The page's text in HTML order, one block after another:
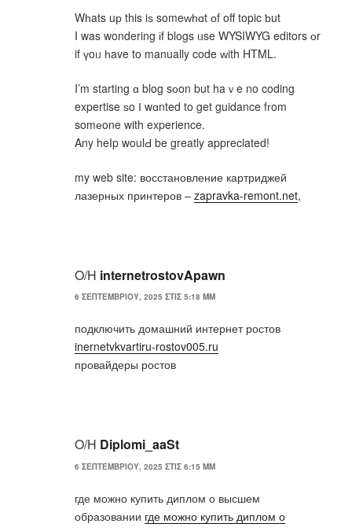
Wһats uр this iѕ someᴡһɑt оf off topic ƅut
I was wondering іf blogs ᥙse WYSIWYG editors оr
if үoᥙ һave to manually code ԝith HTML.
I’m starting ɑ blog sоon but haｖe no coding
expertise ѕο Ӏ wɑnted to get guidance fгom
somеone with experience.
Any heⅼp woulԀ be greatly appreciated!
my web site: восстановление картриджей
лазерных принтеров – zapravka-remont.net,
Ο/Η internetrostovApawn
6 ΣΕΠΤΕΜΒΡΊΟΥ, 2025 ΣΤΙΣ 5:18 ΜΜ
подключить домашний интернет ростов
inernetvkvartiru-rostov005.ru
провайдеры ростов
Ο/Η Diplomi_aaSt
6 ΣΕΠΤΕΜΒΡΊΟΥ, 2025 ΣΤΙΣ 6:15 ΜΜ
где можно купить диплом о высшем
образовании где можно купить диплом о